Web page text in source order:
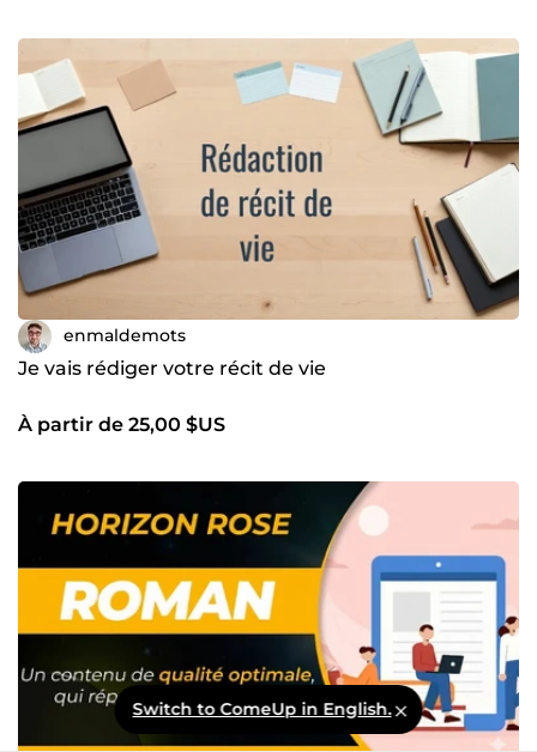
enmaldemots
Je vais rédiger votre récit de vie
À partir de 25,00 $US
Switch to ComeUp in English.